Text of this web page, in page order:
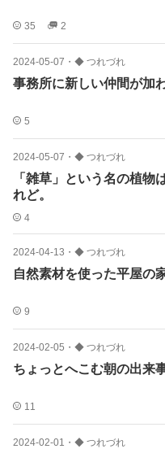
35 2
2024-05-07 ・ ◆ つれづれ
事務所に新しい仲間が加
5
2024-05-07 ・ ◆ つれづれ
「雑草」という名の植物
れど。
4
2024-04-13 ・ ◆ つれづれ
自然素材を使った平屋の
9
2024-02-05 ・ ◆ つれづれ
ちょっとへこむ朝の出来事
11
2024-02-01 ・ ◆ つれづれ